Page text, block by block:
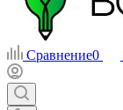
Сравнение0